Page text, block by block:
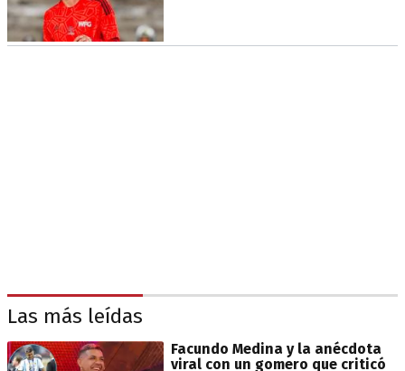
Las más leídas
Facundo Medina y la anécdota
viral con un gomero que criticó